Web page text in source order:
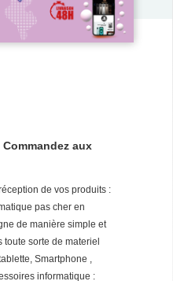
aux
de vos produits :
pas cher en
de manière simple et
toute sorte de materiel
Smartphone ,
informatique :